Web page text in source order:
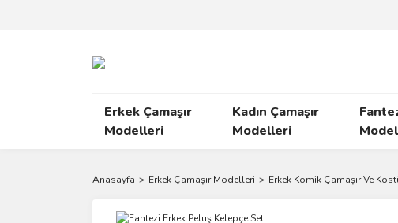
Erkek Çamaşır
Modelleri
Kadın Çamaşır
Modelleri
Anasayfa Erkek Çamaşır Modelleri Erkek Komik Çamaşır Ve